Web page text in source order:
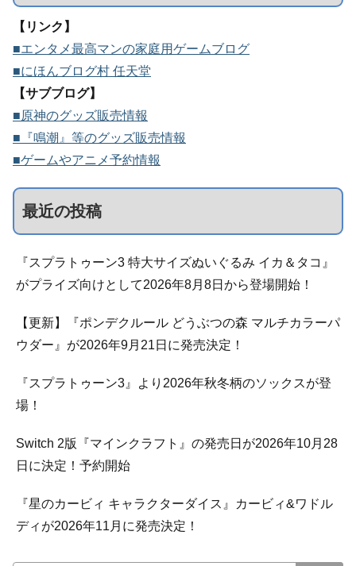
【リンク】
■エンタメ最高マンの家庭用ゲームブログ
■にほんブログ村 任天堂
【サブブログ】
■原神のグッズ販売情報
■『鳴潮』等のグッズ販売情報
■ゲームやアニメ予約情報
最近の投稿
『スプラトゥーン3 特大サイズぬいぐるみ イカ＆タコ』
がプライズ向けとして2026年8月8日から登場開始！
【更新】『ポンデクルール どうぶつの森 マルチカラーパ
ウダー』が2026年9月21日に発売決定！
『スプラトゥーン3』より2026年秋冬柄のソックスが登
場！
Switch 2版『マインクラフト』の発売日が2026年10月28
日に決定！予約開始
『星のカービィ キャラクターダイス』カービィ&ワドル
ディが2026年11月に発売決定！